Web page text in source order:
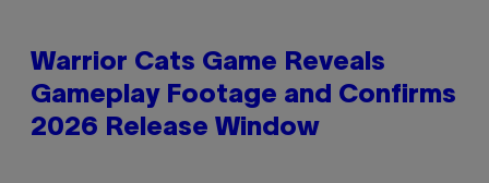
Warrior Cats Game Reveals
Gameplay Footage and Confirms
2026 Release Window